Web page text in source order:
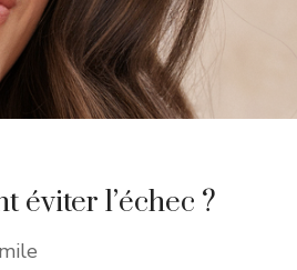
éviter l’échec ?